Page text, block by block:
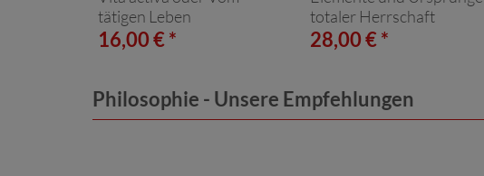
tätigen Leben
16,00 € *
totaler Herrschaft
28,00 € *
Philosophie - Unsere Empfehlungen